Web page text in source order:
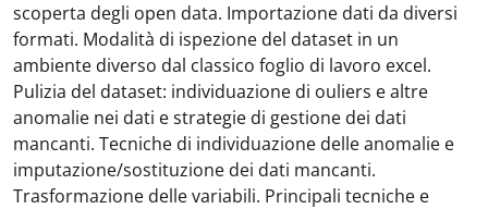
scoperta degli open data. Importazione dati da diversi
formati. Modalità di ispezione del dataset in un
ambiente diverso dal classico foglio di lavoro excel.
Pulizia del dataset: individuazione di ouliers e altre
anomalie nei dati e strategie di gestione dei dati
mancanti. Tecniche di individuazione delle anomalie e
imputazione/sostituzione dei dati mancanti.
Trasformazione delle variabili. Principali tecniche e